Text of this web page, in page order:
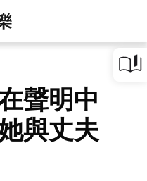
聲明中
與丈夫